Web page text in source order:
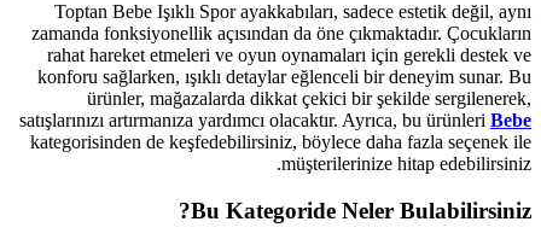
Toptan Bebe Işıklı Spor
zamanda fonksiyonellik açısından
rahat hareket etmeleri ve oyun
konforu sağlarken, ışıklı detaylar
ürünler, mağazalarda
satışlarınızı artırmanıza yardımcı
kategorisinden de
Bu